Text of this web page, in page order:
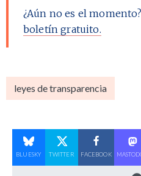
¿Aún no es el momento?
boletín gratuito.
leyes de transparencia
BLUESKY TWITTER FACEBOOK